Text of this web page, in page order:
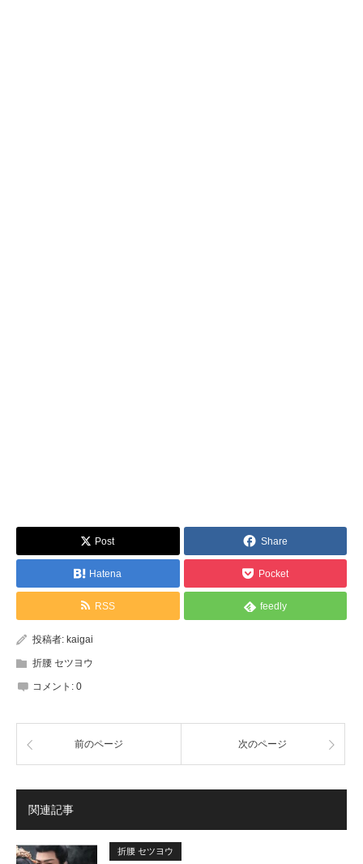
Post Share
Hatena Pocket
RSS feedly
投稿者: kaigai
折腰 セツヨウ
コメント: 0
前のページ 次のページ
関連記事
折腰 セツヨウ